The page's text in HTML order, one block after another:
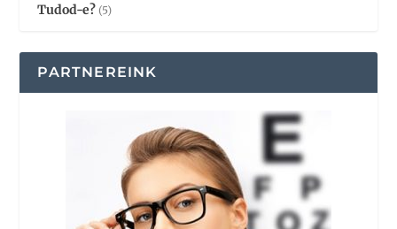
Tudod-e? (5)
PARTNEREINK